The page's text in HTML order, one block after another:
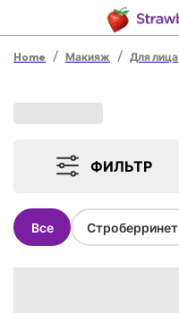
Home / Макияж / Для лица
ФИЛЬТР
Все Строберринет